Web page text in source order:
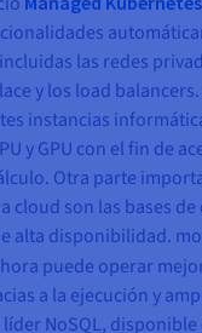
las redes
y los load
instancias
y GPU con el fin de
Otra parte
cloud son las bases de
alta disponibilidad.
puede operar
a la ejecución y
NoSQL, disponible